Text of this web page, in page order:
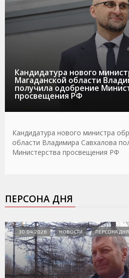
Кандидатура нового
Магаданской области
получила одобрение
просвещения РФ
Кандидатура нового министра
области Владимира Савхалова
Министерства просвещения РФ
ПЕРСОНА ДНЯ
30.04.2026 НОВОСТИ ПЕРСОНА ДНЯ